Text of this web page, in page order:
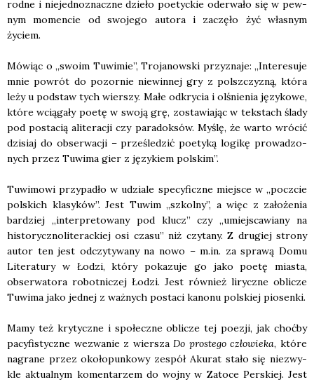
rod­ne i nie­jed­no­znacz­ne dzie­ło poetyc­kie ode­rwa­ło się w pew­
nym momen­cie od swo­je­go auto­ra i zaczę­ło żyć wła­snym
życiem.
Mówiąc o „swo­im Tuwi­mie”, Tro­ja­now­ski przy­zna­je: „Inte­re­su­je
mnie powrót do pozor­nie nie­win­nej gry z pol­sz­czy­zną, któ­ra
leży u pod­staw tych wier­szy. Małe odkry­cia i olśnie­nia języ­ko­we,
któ­re wcią­ga­ły poetę w swo­ją grę, zosta­wia­jąc w tek­stach śla­dy
pod posta­cią ali­te­ra­cji czy para­dok­sów. Myślę, że war­to wró­cić
dzi­siaj do obser­wa­cji – prze­śle­dzić poety­ką logi­kę pro­wa­dzo­
nych przez Tuwi­ma gier z języ­kiem pol­skim”.
Tuwi­mo­wi przy­pa­dło w udzia­le spe­cy­ficz­ne miej­sce w „poczcie
pol­skich kla­sy­ków”. Jest Tuwim „szkol­ny”, a więc z zało­że­nia
bar­dziej „inter­pre­to­wa­ny pod klucz” czy „umiej­sca­wia­ny na
histo­rycz­no­li­te­rac­kiej osi cza­su” niż czy­ta­ny. Z dru­giej stro­ny
autor ten jest odczy­ty­wa­ny na nowo – m.in. za spra­wą Domu
Lite­ra­tu­ry w Łodzi, któ­ry poka­zu­je go jako poetę mia­sta,
obser­wa­to­ra robot­ni­czej Łodzi. Jest rów­nież lirycz­ne obli­cze
Tuwi­ma jako jed­nej z waż­nych posta­ci kano­nu pol­skiej pio­sen­ki.
Mamy też kry­tycz­ne i spo­łecz­ne obli­cze tej poezji, jak choć­by
pacy­fi­stycz­ne wezwa­nie z wier­szaDo pro­ste­go czło­wie­ka, któ­re
nagra­ne przez oko­ło­pun­ko­wy zespół Aku­rat sta­ło się nie­zwy­
kle aktu­al­nym komen­ta­rzem do woj­ny w Zato­ce Per­skiej. Jest